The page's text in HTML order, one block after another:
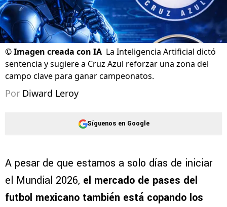
©Imagen creada con IA La Inteligencia Artificial dictó
sentencia y sugiere a Cruz Azul reforzar una zona del
campo clave para ganar campeonatos.
Por Diward Leroy
Síguenos en Google
A pesar de que estamos a solo días de iniciar
el Mundial 2026, el mercado de pases del
futbol mexicano también está copando los